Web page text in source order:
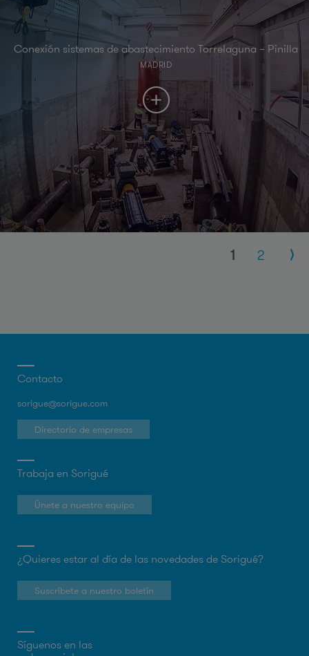
Conexión sistemas de abastecimiento Torrelaguna – Pinilla
MADRID
1 2
Contacto
sorigue@sorigue.com
Directorio de empresas
Trabaja en Sorigué
Únete a nuestro equipo
¿Quieres estar al día de las novedades de Sorigué?
Suscríbete a nuestro boletín
Síguenos en las